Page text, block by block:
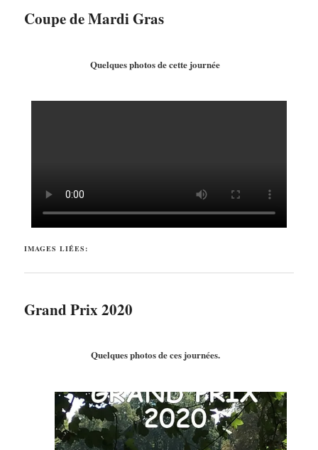
Coupe de Mardi Gras
Quelques photos de cette journée
IMAGES LIÉES:
Grand Prix 2020
Quelques photos de ces journées.